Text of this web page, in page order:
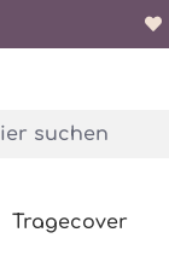
Tragecover